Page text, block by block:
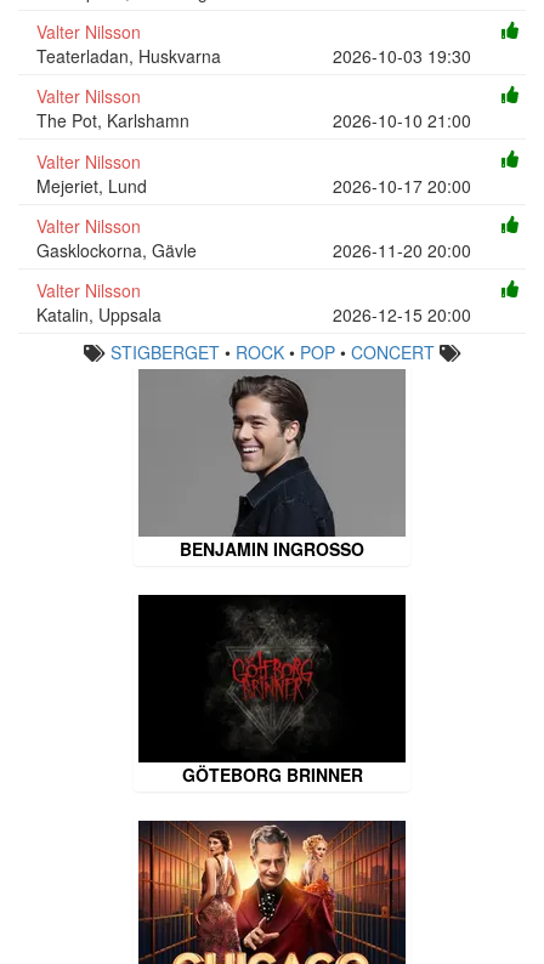
Valter Nilsson
Teaterladan, Huskvarna
2026-10-03 19:30
Valter Nilsson
The Pot, Karlshamn
2026-10-10 21:00
Valter Nilsson
Mejeriet, Lund
2026-10-17 20:00
Valter Nilsson
Gasklockorna, Gävle
2026-11-20 20:00
Valter Nilsson
Katalin, Uppsala
2026-12-15 20:00
STIGBERGET• ROCK• POP• CONCERT
BENJAMIN INGROSSO
GÖTEBORG BRINNER